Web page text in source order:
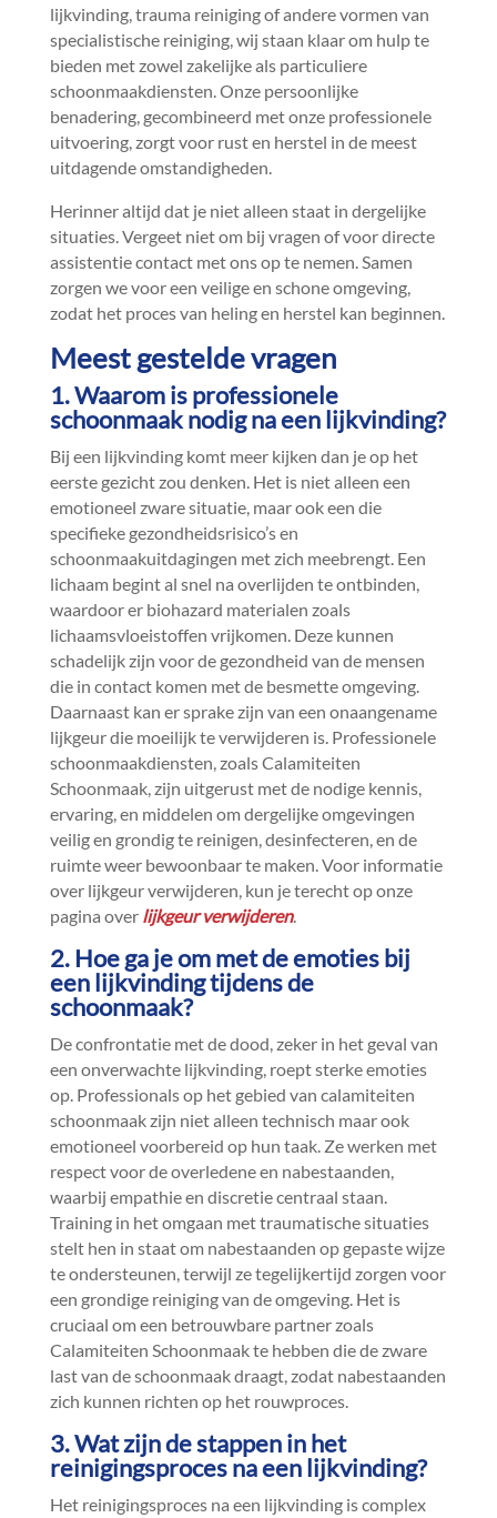
lijkvinding, trauma reiniging of andere vormen van
specialistische reiniging, wij staan klaar om hulp te
bieden met zowel zakelijke als particuliere
schoonmaakdiensten.​ Onze persoonlijke
benadering, gecombineerd met onze professionele
uitvoering, zorgt voor rust en herstel in de meest
uitdagende omstandigheden.​
Herinner altijd dat je niet alleen staat in dergelijke
situaties.​ Vergeet niet om bij vragen of voor directe
assistentie contact met ons op te nemen.​ Samen
zorgen we voor een veilige en schone omgeving,
zodat het proces van heling en herstel kan beginnen.​
Meest gestelde vragen
1.​ Waarom is professionele
schoonmaak nodig na een lijkvinding?
Bij een lijkvinding komt meer kijken dan je op het
eerste gezicht zou denken.​ Het is niet alleen een
emotioneel zware situatie, maar ook een die
specifieke gezondheidsrisico’s en
schoonmaakuitdagingen met zich meebrengt.​ Een
lichaam begint al snel na overlijden te ontbinden,
waardoor er biohazard materialen zoals
lichaamsvloeistoffen vrijkomen.​ Deze kunnen
schadelijk zijn voor de gezondheid van de mensen
die in contact komen met de besmette omgeving.​
Daarnaast kan er sprake zijn van een onaangename
lijkgeur die moeilijk te verwijderen is.​ Professionele
schoonmaakdiensten, zoals Calamiteiten
Schoonmaak, zijn uitgerust met de nodige kennis,
ervaring, en middelen om dergelijke omgevingen
veilig en grondig te reinigen, desinfecteren, en de
ruimte weer bewoonbaar te maken.​ Voor informatie
over lijkgeur verwijderen, kun je terecht op onze
pagina over lijkgeur verwijderen.​
2.​ Hoe ga je om met de emoties bij
een lijkvinding tijdens de
schoonmaak?
De confrontatie met de dood, zeker in het geval van
een onverwachte lijkvinding, roept sterke emoties
op.​ Professionals op het gebied van calamiteiten
schoonmaak zijn niet alleen technisch maar ook
emotioneel voorbereid op hun taak.​ Ze werken met
respect voor de overledene en nabestaanden,
waarbij empathie en discretie centraal staan.​
Training in het omgaan met traumatische situaties
stelt hen in staat om nabestaanden op gepaste wijze
te ondersteunen, terwijl ze tegelijkertijd zorgen voor
een grondige reiniging van de omgeving.​ Het is
cruciaal om een betrouwbare partner zoals
Calamiteiten Schoonmaak te hebben die de zware
last van de schoonmaak draagt, zodat nabestaanden
zich kunnen richten op het rouwproces.​
3.​ Wat zijn de stappen in het
reinigingsproces na een lijkvinding?
Het reinigingsproces na een lijkvinding is complex